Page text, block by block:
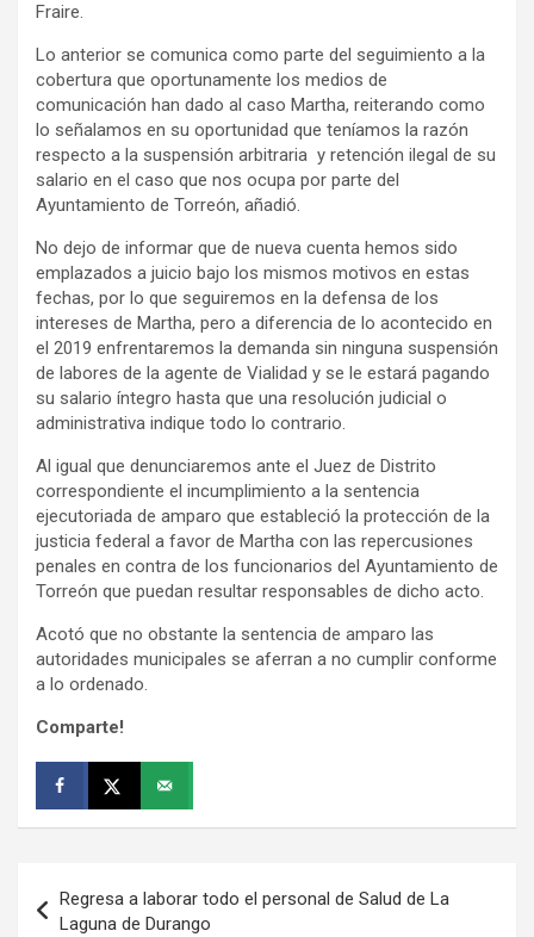
Fraire.
Lo anterior se comunica como parte del seguimiento a la
cobertura que oportunamente los medios de
comunicación han dado al caso Martha, reiterando como
lo señalamos en su oportunidad que teníamos la razón
respecto a la suspensión arbitraria y retención ilegal de su
salario en el caso que nos ocupa por parte del
Ayuntamiento de Torreón, añadió.
No dejo de informar que de nueva cuenta hemos sido
emplazados a juicio bajo los mismos motivos en estas
fechas, por lo que seguiremos en la defensa de los
intereses de Martha, pero a diferencia de lo acontecido en
el 2019 enfrentaremos la demanda sin ninguna suspensión
de labores de la agente de Vialidad y se le estará pagando
su salario íntegro hasta que una resolución judicial o
administrativa indique todo lo contrario.
Al igual que denunciaremos ante el Juez de Distrito
correspondiente el incumplimiento a la sentencia
ejecutoriada de amparo que estableció la protección de la
justicia federal a favor de Martha con las repercusiones
penales en contra de los funcionarios del Ayuntamiento de
Torreón que puedan resultar responsables de dicho acto.
Acotó que no obstante la sentencia de amparo las
autoridades municipales se aferran a no cumplir conforme
a lo ordenado.
Comparte!
de
Regresa a laborar todo el personal de Salud de La
Laguna de Durango